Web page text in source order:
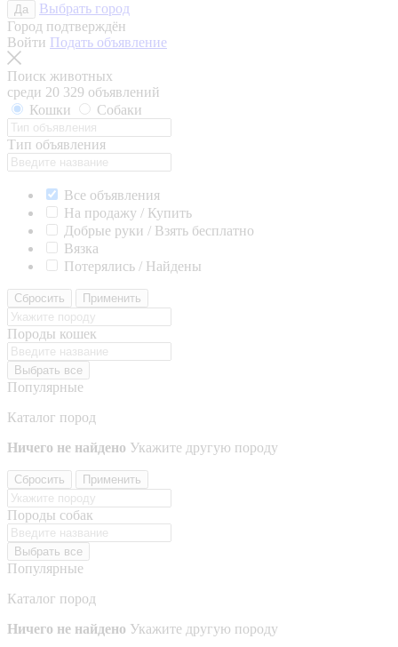
Да
Выбрать город
Город подтверждён
Войти Подать объявление
Поиск животных
среди 20 329 объявлений
Кошки
Собаки
Тип объявления
Все объявления
На продажу / Купить
Добрые руки / Взять бесплатно
Вязка
Потерялись / Найдены
Сбросить Применить
Породы кошек
Выбрать все
Популярные
Каталог пород
Ничего не найдено Укажите другую породу
Сбросить Применить
Породы собак
Выбрать все
Популярные
Каталог пород
Ничего не найдено Укажите другую породу